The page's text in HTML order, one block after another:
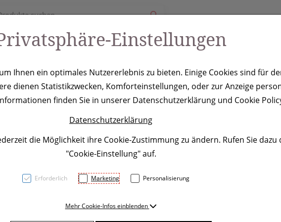
Eldorado,
Einstellungen
Ihnen ein optimales Nutzererlebnis zu bieten. Einige Cookies sind für
dienen Statistikzwecken, Komforteinstellungen, oder zur Anzeige
finden Sie in unserer Datenschutzerklärung und Cookie
Datenschutzerklärung
die Möglichkeit ihre Cookie-Zustimmung zu ändern. Rufen Sie dazu
"Cookie-Einstellung" auf.
Erforderlich Marketing Personalisierung
Mehr Cookie-Infos einblenden